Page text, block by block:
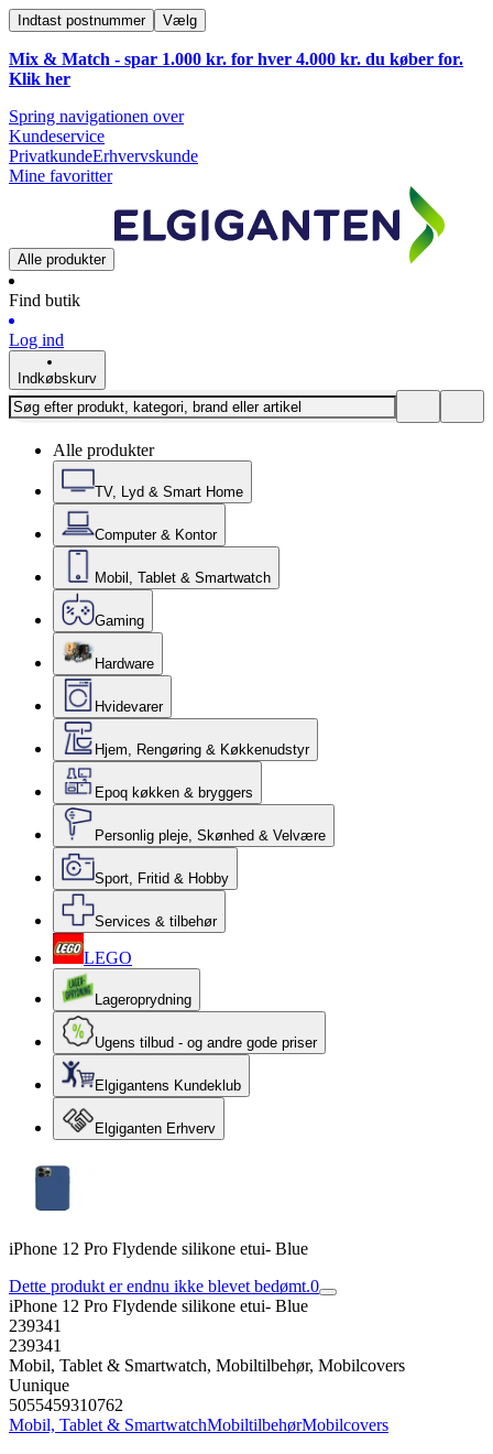
Indtast postnummer Vælg
Mix & Match - spar 1.000 kr. for hver 4.000 kr. du køber for.
Klik her
Spring navigationen over
Kundeservice
PrivatkundeErhvervskunde
Mine favoritter
Alle produkter
Find butik
Log ind
Indkøbskurv
Alle produkter
TV, Lyd & Smart Home
Computer & Kontor
Mobil, Tablet & Smartwatch
Gaming
Hardware
Hvidevarer
Hjem, Rengøring & Køkkenudstyr
Epoq køkken & bryggers
Personlig pleje, Skønhed & Velvære
Sport, Fritid & Hobby
Services & tilbehør
LEGO
Lageroprydning
Ugens tilbud - og andre gode priser
Elgigantens Kundeklub
Elgiganten Erhverv
iPhone 12 Pro Flydende silikone etui- Blue
Dette produkt er endnu ikke blevet bedømt.0
iPhone 12 Pro Flydende silikone etui- Blue
239341
239341
Mobil, Tablet & Smartwatch, Mobiltilbehør, Mobilcovers
Uunique
5055459310762
Mobil, Tablet & SmartwatchMobiltilbehørMobilcovers